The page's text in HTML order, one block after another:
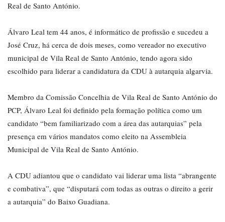
Real de Santo António.
Álvaro Leal tem 44 anos, é informático de profissão e sucedeu a
José Cruz, há cerca de dois meses, como vereador no executivo
municipal de Vila Real de Santo António, tendo agora sido
escolhido para liderar a candidatura da CDU à autarquia algarvia.
Membro da Comissão Concelhia de Vila Real de Santo António do
PCP, Álvaro Leal foi definido pela formação política como um
candidato “bem familiarizado com a área das autarquias” pela
presença em vários mandatos como eleito na Assembleia
Municipal de Vila Real de Santo António.
A CDU adiantou que o candidato vai liderar uma lista “abrangente
e combativa”, que “disputará com todas as outras o direito a gerir
a autarquia” do Baixo Guadiana.